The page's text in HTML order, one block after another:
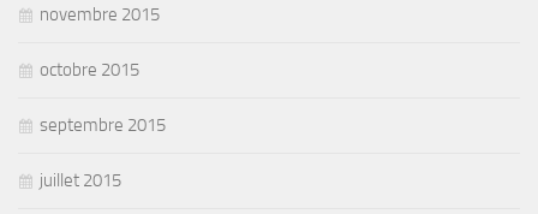
novembre 2015
octobre 2015
septembre 2015
juillet 2015